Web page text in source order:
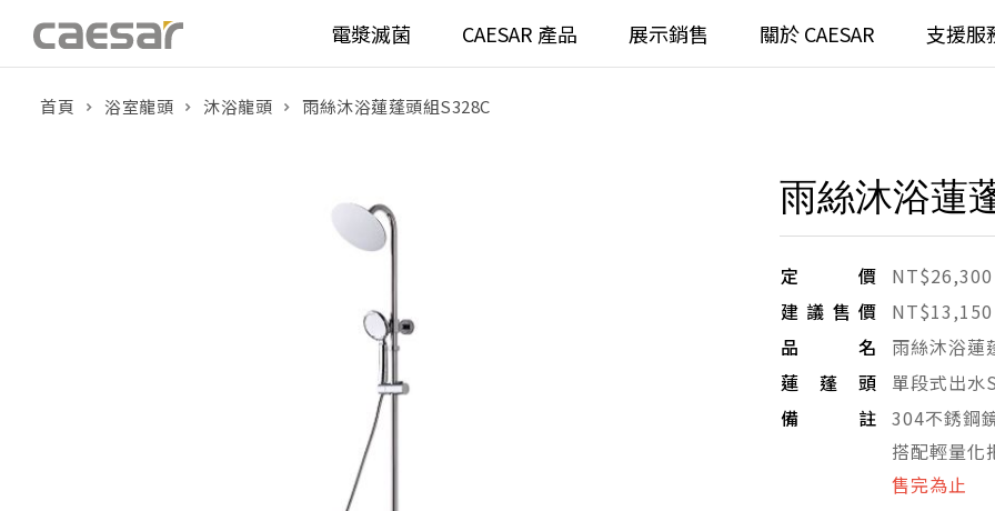
電漿滅菌 CAESAR 產品
⼿持蓮蓬頭
全
無
無
展示銷售 關於 CAESAR 支援服
已下架商品
首頁 浴室龍頭 沐浴龍頭 雨絲沐浴蓮蓬頭組S328C
雨絲沐浴蓮
定價
NT$26,300
建議售價
NT$13,150
品名
雨絲沐浴蓮
蓮蓬頭
單段式出水
備註 304不銹鋼
搭配輕量化
售完為止